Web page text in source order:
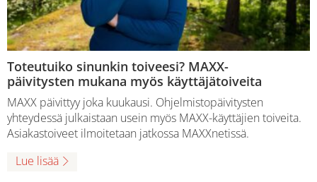
Toteutuiko sinunkin toiveesi? MAXX-
päivitysten mukana myös käyttäjätoiveita
MAXX päivittyy joka kuukausi. Ohjelmistopäivitysten
yhteydessä julkaistaan usein myös MAXX-käyttäjien toiveita.
Asiakastoiveet ilmoitetaan jatkossa MAXXnetissä.
Lue lisää